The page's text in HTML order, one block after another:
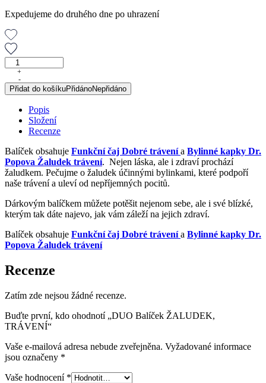
Expedujeme do druhého dne po uhrazení
DUO
Balíček
ŽALUDEK,
TRÁVENÍ
množství
+
-
Přidat do košíkuPřidánoNepřidáno
Popis
Složení
Recenze
Balíček obsahuje Funkční čaj Dobré trávení a Bylinné kapky Dr.
Popova Žaludek trávení. Nejen láska, ale i zdraví prochází
žaludkem. Pečujme o žaludek účinnými bylinkami, které podpoří
naše trávení a uleví od nepříjemných pocitů.
Dárkovým balíčkem můžete potěšit nejenom sebe, ale i své blízké,
kterým tak dáte najevo, jak vám záleží na jejich zdraví.
Balíček obsahuje Funkční čaj Dobré trávení a Bylinné kapky Dr.
Popova Žaludek trávení
Recenze
Zatím zde nejsou žádné recenze.
Buďte první, kdo ohodnotí „DUO Balíček ŽALUDEK,
TRÁVENÍ“
Vaše e-mailová adresa nebude zveřejněna. Vyžadované informace
jsou označeny *
Vaše hodnocení *